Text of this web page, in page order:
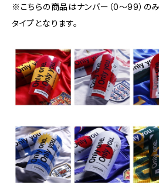
※こちらの商品はナンバー（0〜99）の
タイプとなります。